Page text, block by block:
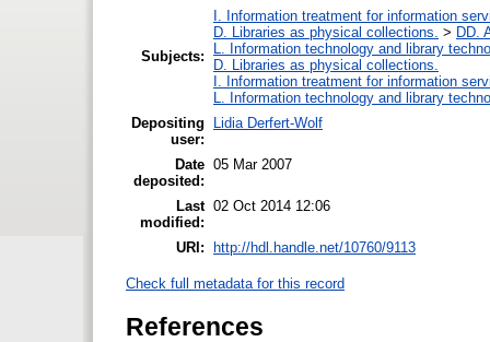
Subjects:
I. Information treatment for information
D. Libraries as physical collections. > DD.
L. Information technology and library
D. Libraries as physical collections.
I. Information treatment for information
L. Information technology and library
Depositing
user:
Lidia Derfert-Wolf
Date
deposited:
05 Mar 2007
Last
modified:
02 Oct 2014 12:06
URI: http://hdl.handle.net/10760/9113
Check full metadata for this record
References